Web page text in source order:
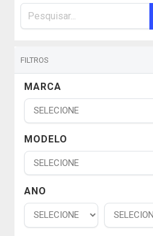
FILTROS
MARCA
MODELO
ANO